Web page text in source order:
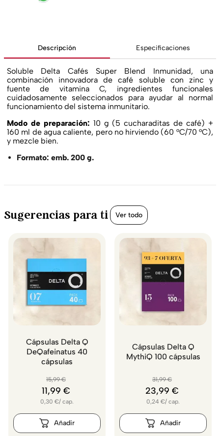
Descripción Especificaciones
Soluble Delta Cafés Super Blend Inmunidad, una
combinación innovadora de café soluble con zinc y
fuente de vitamina C, ingredientes funcionales
cuidadosamente seleccionados para ayudar al normal
funcionamiento del sistema inmunitario.
Modo de preparación: 10 g (5 cucharaditas de café) +
160 ml de agua caliente, pero no hirviendo (60 °C/70 °C),
y mezcle bien.
Formato: emb. 200 g.
Sugerencias para ti Ver todo
Cápsulas Delta Q
DeQafeinatus 40
cápsulas
15,99 €
11,99 €
0,30 €/ cap.
Cápsulas Delta Q
MythiQ 100 cápsulas
31,99 €
23,99 €
0,24 €/ cap.